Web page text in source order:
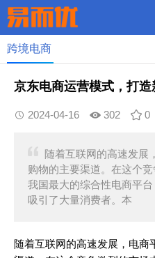
跨境电商
京东电商运营模式，打
2024-04-16 302 0
随着互联网的高速发展
购物的主要渠道。在这个
我国最大的综合性电商平
吸引了大量消费者。本
随着互联网的高速发展，电商